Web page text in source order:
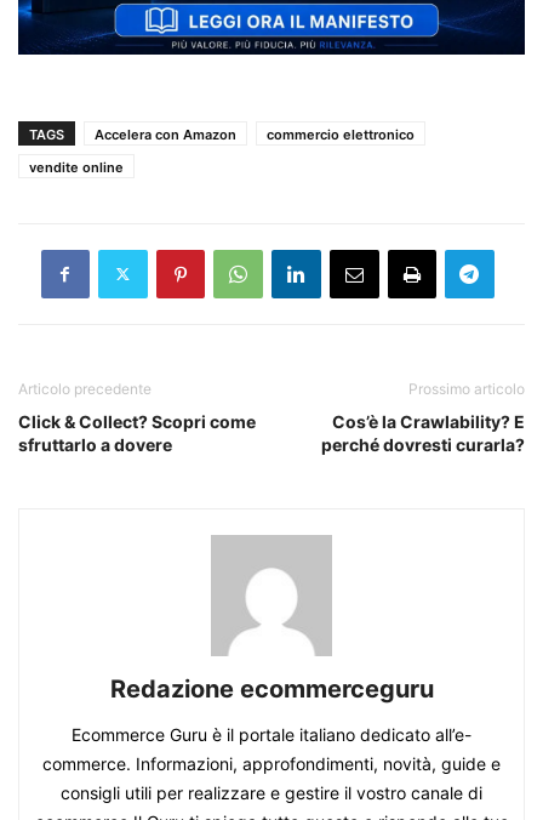
TAGS Accelera con Amazon
commercio elettronico
vendite online
Articolo precedente
Click & Collect? Scopri come
sfruttarlo a dovere
Prossimo articolo
Cos’è la Crawlability? E
perché dovresti curarla?
Redazione ecommerceguru
Ecommerce Guru è il portale italiano dedicato all’e-
commerce. Informazioni, approfondimenti, novità, guide e
consigli utili per realizzare e gestire il vostro canale di